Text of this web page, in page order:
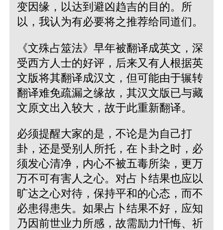
变因缘，以达到避凶趋吉的目的。所
以，我认为有必要将之推荐给同道们。
《文殊占筮法》早年被翻译成英文，深
受西方人士的好评，后来又有人根据英
文版将其翻译成汉文，但可能由于辗转
翻译难免疏漏之缘故，其汉文版已与藏
文原文出入较大，故于此重新翻译。
必须提醒大家的是，不论是为自己打
卦，还是受别人所托，在卜卦之时，必
须发心清净，内心不被五毒所染，更万
万不可有害人之心。对占卜结果也应以
旷达之心对待，保持平和的心态，而不
必患得患失。如果占卜结果不好，应知
乃因前世业力所感，故需励力忏悔、祈